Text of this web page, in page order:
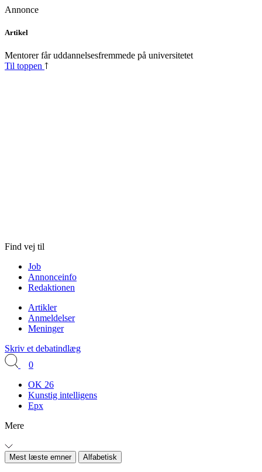
Annonce
Skip
content
Artikel
Mentorer får uddannelsesfremmede på universitetet
Til toppen
Find vej til
Job
Annonceinfo
Redaktionen
Artikler
Anmeldelser
Meninger
Skriv et debatindlæg
0
OK 26
Kunstig intelligens
Epx
Mere
Mest læste emner Alfabetisk